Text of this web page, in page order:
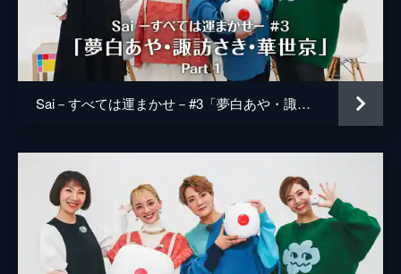
Sai－すべては運まかせ－#3「夢白あや・諏訪さき・華世京」Part 1